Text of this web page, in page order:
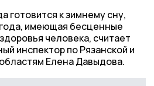
готовится к зимнему сну,
имеющая бесценные
человека, считает
инспектор по Рязанской и
Елена Давыдова.